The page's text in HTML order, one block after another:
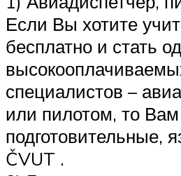
Если Вы хотите
бесплатно и стать
специалистов –
или пилотом, то
подготовительные,
ČVUT .